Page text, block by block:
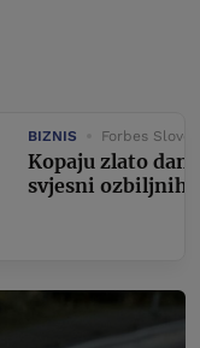
BIZNIS Forbes
Kopaju zlato dan
svjesni ozbiljnih